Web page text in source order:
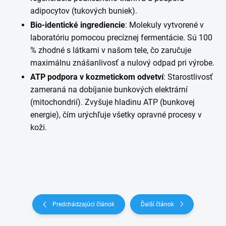
adipocytov (tukových buniek).
Bio-identické ingrediencie: Molekuly vytvorené v
laboratóriu pomocou precíznej fermentácie. Sú 100
% zhodné s látkami v našom tele, čo zaručuje
maximálnu znášanlivosť a nulový odpad pri výrobe.
ATP podpora v kozmetickom odvetví: Starostlivosť
zameraná na dobíjanie bunkových elektrární
(mitochondrií). Zvyšuje hladinu ATP (bunkovej
energie), čím urýchľuje všetky opravné procesy v
koži.
Predchádzajúci článok Ďalší článok